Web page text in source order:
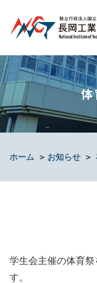
体
ホーム ＞ お知らせ ＞
学生会主催の体育
す。